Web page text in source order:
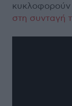
κυκλοφορούν
στη συνταγή